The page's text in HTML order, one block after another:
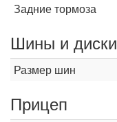
Задние тормоза
Шины и диски
Размер шин
Прицеп